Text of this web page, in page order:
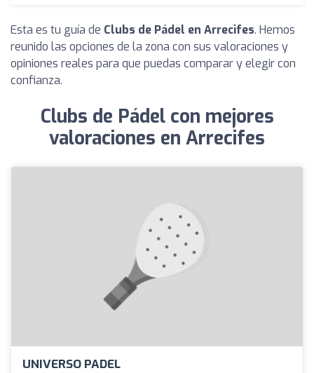
Esta es tu guía de Clubs de Pádel en Arrecifes. Hemos
reunido las opciones de la zona con sus valoraciones y
opiniones reales para que puedas comparar y elegir con
confianza.
Clubs de Pádel con mejores
valoraciones en Arrecifes
UNIVERSO PADEL